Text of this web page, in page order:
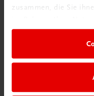
zusammen, die Sie